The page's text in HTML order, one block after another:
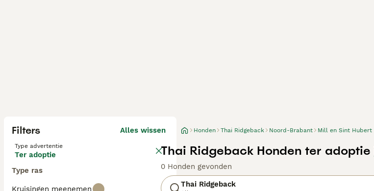
Filters Alles wissen
Type advertentie
Ter adoptie
Type ras
Kruisingen meenemen
Honden Thai Ridgeback Noord-Brabant Mill en Sint Hubert
Thai Ridgeback Honden ter adoptie
0 Honden gevonden
Thai Ridgeback